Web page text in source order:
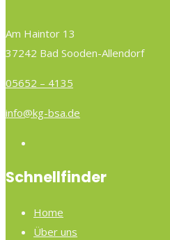
Am Haintor 13
37242 Bad Sooden-Allendorf
05652 – 4135
info@kg-bsa.de
Schnellfinder
Home
Über uns